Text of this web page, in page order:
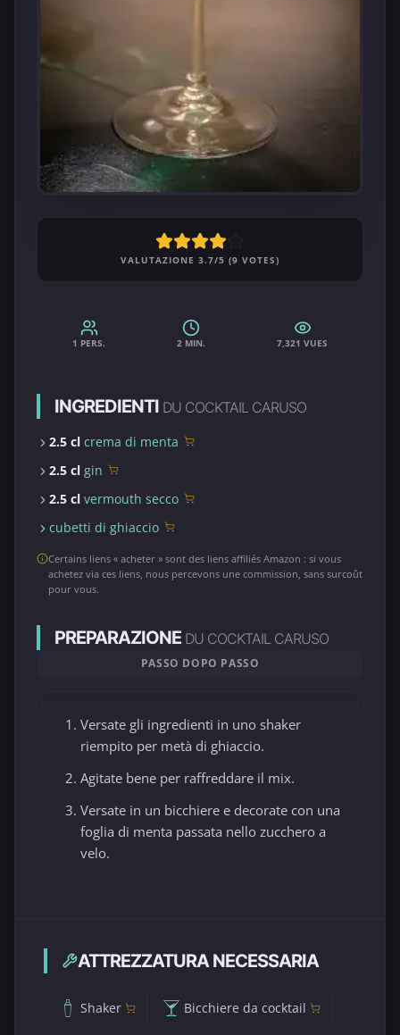
VALUTAZIONE 3.7/5 (9 VOTES)
1 PERS. 2 MIN. 7,321 VUES
INGREDIENTI DU COCKTAIL CARUSO
2.5 cl crema di menta
2.5 cl gin
2.5 cl vermouth secco
cubetti di ghiaccio
Certains liens « acheter » sont des liens affiliés Amazon : si vous
achetez via ces liens, nous percevons une commission, sans surcoût
pour vous.
PREPARAZIONE DU COCKTAIL CARUSO
PASSO DOPO PASSO
Versate gli ingredienti in uno shaker
riempito per metà di ghiaccio.
Agitate bene per raffreddare il mix.
Versate in un bicchiere e decorate con una
foglia di menta passata nello zucchero a
velo.
ATTREZZATURA NECESSARIA
Shaker Bicchiere da cocktail